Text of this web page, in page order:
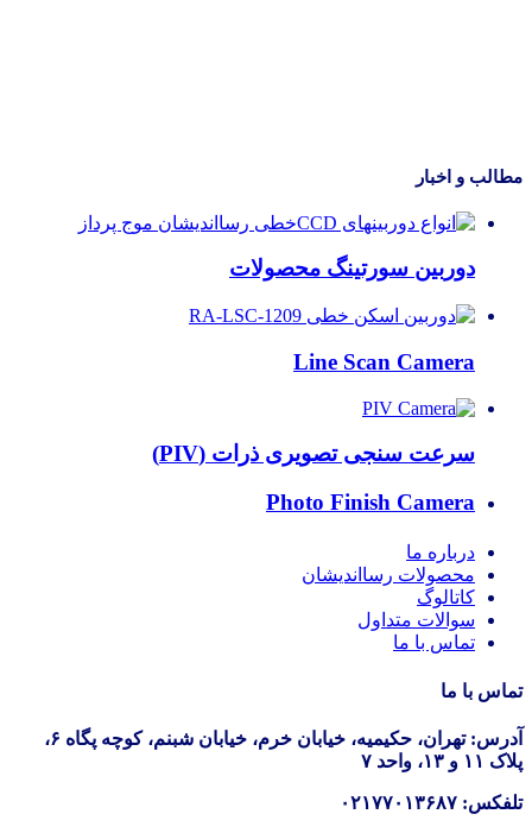
مطالب و اخبار
دوربین سورتینگ محصولات
Line Scan Camera
سرعت سنجی تصویری ذرات (PIV)
Photo Finish Camera
درباره ما
محصولات رسااندیشان
کاتالوگ
سوالات متداول
تماس با ما
تماس با ما
آدرس: تهران، حکیمیه، خیابان خرم، خیابان شبنم، کوچه پگاه ۶،
پلاک ۱۱ و ۱۳، واحد ۷
تلفکس: ۰۲۱۷۷۰۱۳۶۸۷